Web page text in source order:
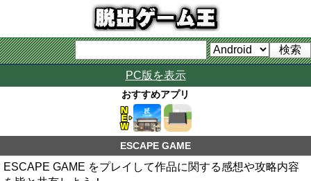
PC版を表示
おすすめアプリ
ESCAPE GAME
ESCAPE GAME をプレイして作品に関する感想や攻略内容